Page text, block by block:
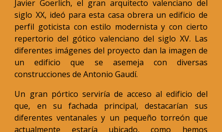
Javier Goerlich, el gran arquitecto valenciano del
siglo XX, ideó para esta casa obrera un edificio de
perfil goticista con estilo modernista y con cierto
repertorio del gótico valenciano del siglo XV. Las
diferentes imágenes del proyecto dan la imagen de
un edificio que se asemeja con diversas
construcciones de Antonio Gaudí.
Un gran pórtico serviría de acceso al edificio del
que, en su fachada principal, destacarían sus
diferentes ventanales y un pequeño torreón que
actualmente estaría ubicado, como hemos